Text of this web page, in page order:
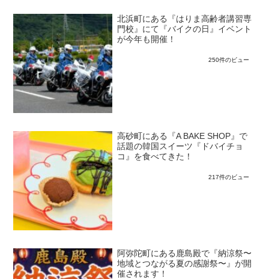
北浜町にある『はりま高齢者講習専
門校』にて『バイクの日』イベント
が今年も開催！
250件のビュー
高砂町にある『A BAKE SHOP』で
話題の韓国スイーツ『ドバイチョ
コ』を食べてきた！
217件のビュー
阿弥陀町にある鹿島殿で『納涼祭〜
地域とつながる夏の感謝祭〜』が開
催されます！